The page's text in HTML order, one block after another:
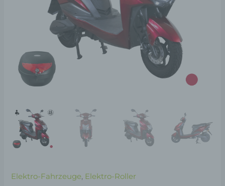
Elektro-Fahrzeuge, Elektro-Roller